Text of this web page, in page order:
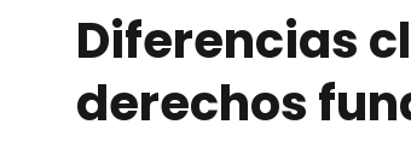
Diferencias
derechos